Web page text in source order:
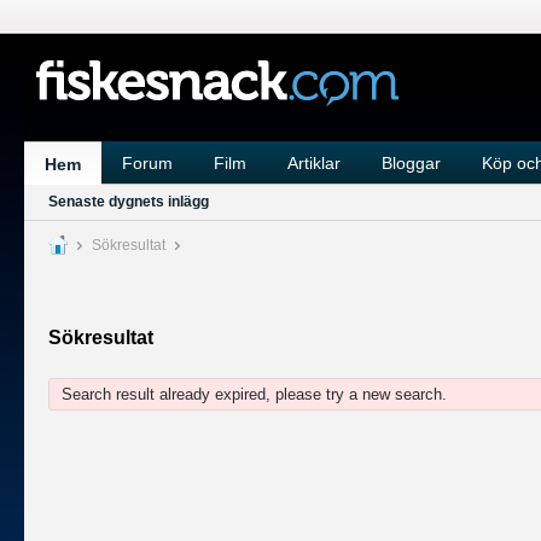
Hem Forum Film Artiklar Bloggar Köp
Senaste dygnets inlägg
Sökresultat
Sökresultat
Search result already expired, please try a new search.